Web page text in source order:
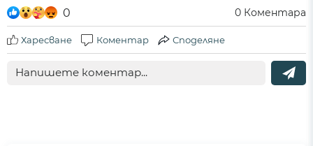
0 0 Коментара
Харесване Коментар Споделяне